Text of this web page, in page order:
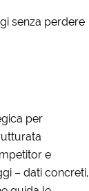
senza perdere
per
e
– dati concreti,